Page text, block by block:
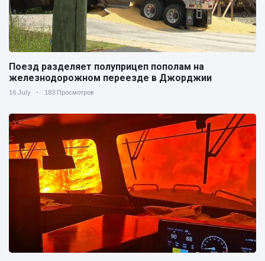
Поезд разделяет полуприцеп пополам на
железнодорожном переезде в Джорджии
16 July 183 Просмотров